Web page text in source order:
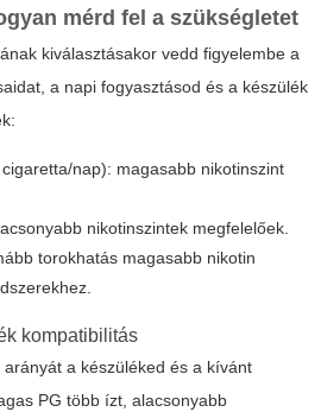
mérd fel a szükségletet
kiválasztásakor vedd figyelembe a
a napi fogyasztásod és a készülék
nap): magasabb nikotinszint
nikotinszintek megfelelőek.
torokhatás magasabb nikotin
kompatibilitás
arányát a készüléked és a kívánt
PG több ízt, alacsonyabb